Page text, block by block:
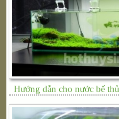
Hướng dẫn cho nước bể